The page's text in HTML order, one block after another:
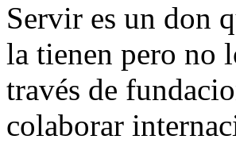
Servir es un don
la tienen pero no
través de
colaborar